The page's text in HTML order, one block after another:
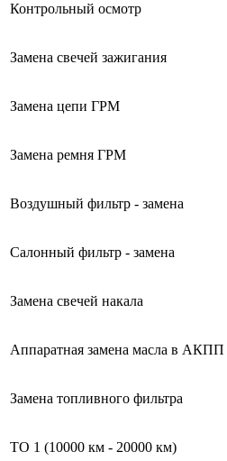
Контрольный осмотр
Замена свечей зажигания
Замена цепи ГРМ
Замена ремня ГРМ
Воздушный фильтр - замена
Салонный фильтр - замена
Замена свечей накала
Аппаратная замена масла в АКПП
Замена топливного фильтра
ТО 1 (10000 км - 20000 км)